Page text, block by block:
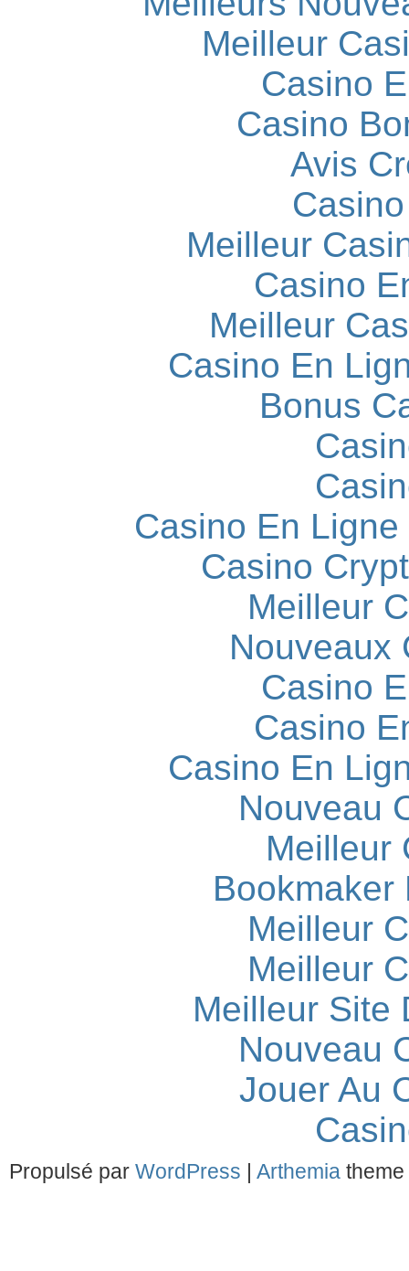
Meilleur
Casino
Casino
Avis
Meilleur
Casino
Meilleur
Casino En
Bonus
Casino En
Casino
Meilleur
Nouveaux
Casino
Casino
Casino En
Nouveau
Meilleur
Bookmaker
Meilleur
Meilleur
Meilleur Site
Nouveau
Jouer Au
Propulsé par WordPress | Arthemia